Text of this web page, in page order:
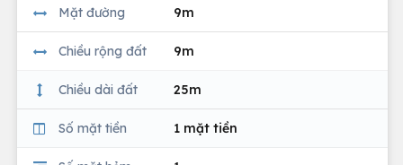
Mặt đường 9m
Chiều rộng đất 9m
Chiều dài đất 25m
Số mặt tiền 1 mặt tiền